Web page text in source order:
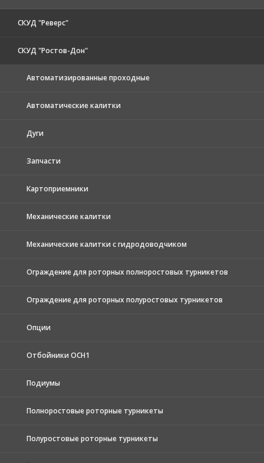
СКУД "Реверс"
СКУД "Ростов-Дон"
Автоматизированные проходные
Автоматические калитки
Дуги
Запчасти
Картоприемники
Механические калитки
Механические калитки с гидродоводчиком
Ограждение для роторных полноростовых турникетов
Ограждение для роторных полуростовых турникетов
Опции
Отбойники ОСН1
Подиумы
Полноростовые роторные турникеты
Полуростовые роторные турникеты